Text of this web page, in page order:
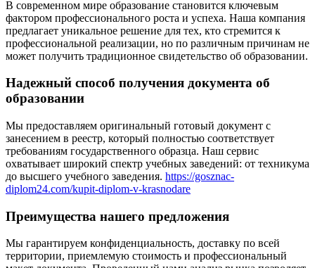
В современном мире образование становится ключевым
фактором профессионального роста и успеха. Наша компания
предлагает уникальное решение для тех, кто стремится к
профессиональной реализации, но по различным причинам не
может получить традиционное свидетельство об образовании.
Надежный способ получения документа об
образовании
Мы предоставляем оригинальный готовый документ с
занесением в реестр, который полностью соответствует
требованиям государственного образца. Наш сервис
охватывает широкий спектр учебных заведений: от техникума
до высшего учебного заведения. https://gosznac-
diplom24.com/kupit-diplom-v-krasnodare
Преимущества нашего предложения
Мы гарантируем конфиденциальность, доставку по всей
территории, приемлемую стоимость и профессиональный